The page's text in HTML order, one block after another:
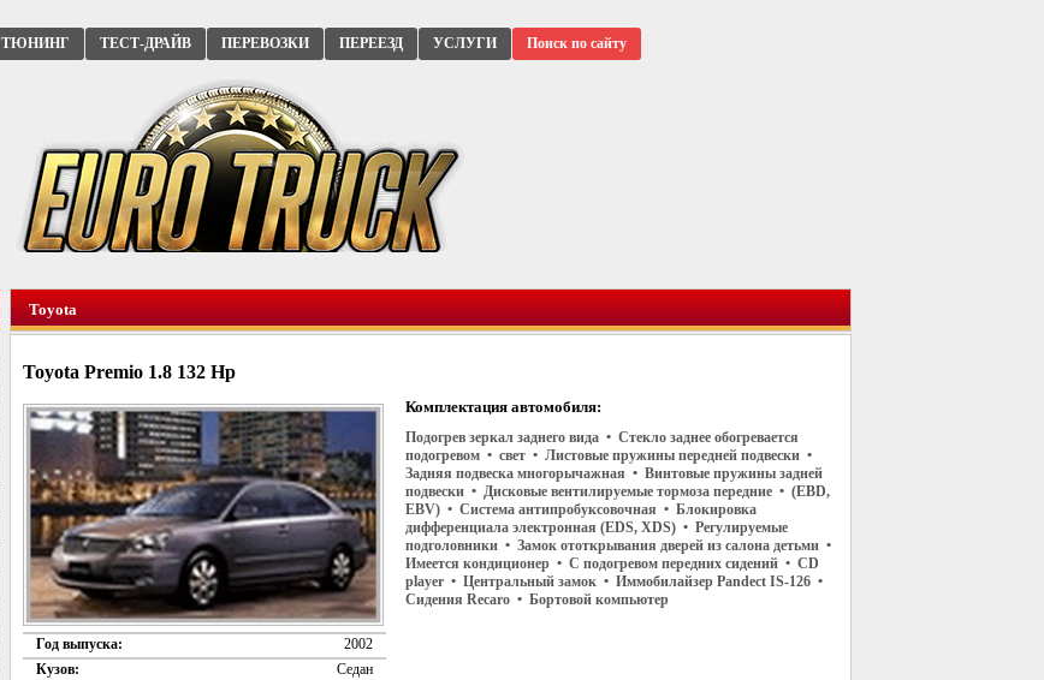
ТЮНИНГ ТЕСТ-ДРАЙВ ПЕРЕВОЗКИ ПЕРЕЕЗД УСЛУГИ Поиск по сайту
Toyota
Toyota Premio 1.8 132 Hp
Год выпуска:
2002
Кузов:
Седан
Комплектация автомобиля:
Подогрев зеркал заднего вида • Стекло заднее обогревается
подогревом • свет • Листовые пружины передней подвески •
Задняя подвеска многорычажная • Винтовые пружины задней
подвески • Дисковые вентилируемые тормоза передние • (EBD,
EBV) • Система антипробуксовочная • Блокировка
дифференциала электронная (EDS, XDS) • Регулируемые
подголовники • Замок ототкрывания дверей из салона детьми •
Имеется кондиционер • С подогревом передних сидений • CD
player • Центральный замок • Иммобилайзер Pandect IS-126 •
Сидения Recaro • Бортовой компьютер